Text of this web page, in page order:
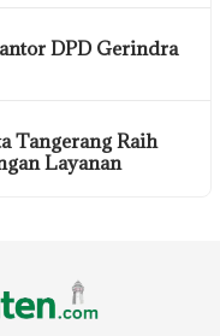
DPD Gerindra
Tangerang Raih
Layanan